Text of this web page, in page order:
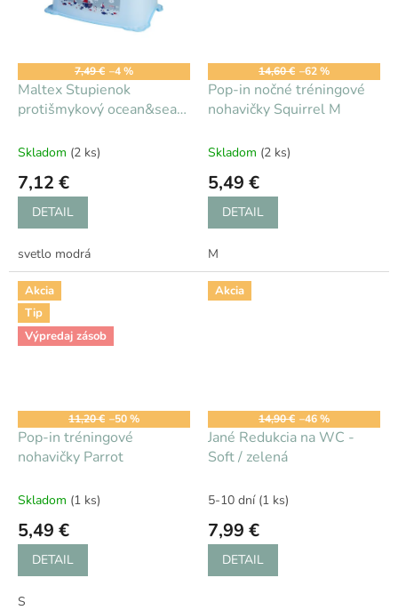
7,49 € –4 %
Maltex Stupienok
protišmykový ocean&sea
Skladom (2 ks)
7,12 €
DETAIL
svetlo modrá
14,60 € –62 %
Pop-in nočné tréningové
nohavičky Squirrel M
Skladom (2 ks)
5,49 €
DETAIL
M
Akcia
Tip
Výpredaj zásob
11,20 € –50 %
Pop-in tréningové
nohavičky Parrot
Skladom (1 ks)
5,49 €
DETAIL
S
Akcia
14,90 € –46 %
Jané Redukcia na WC -
Soft / zelená
5-10 dní (1 ks)
7,99 €
DETAIL